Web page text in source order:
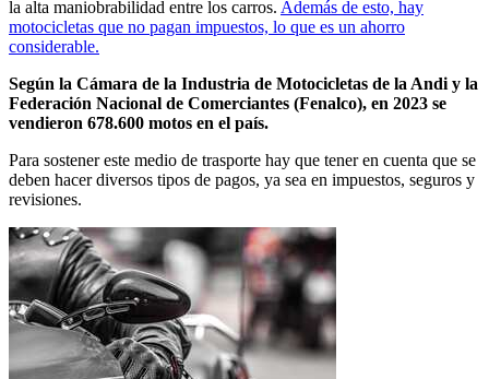
la alta maniobrabilidad entre los carros. Además de esto, hay
motocicletas que no pagan impuestos, lo que es un ahorro
considerable.
Según la Cámara de la Industria de Motocicletas de la Andi y la
Federación Nacional de Comerciantes (Fenalco), en 2023 se
vendieron 678.600 motos en el país.
Para sostener este medio de trasporte hay que tener en cuenta que se
deben hacer diversos tipos de pagos, ya sea en impuestos, seguros y
revisiones.